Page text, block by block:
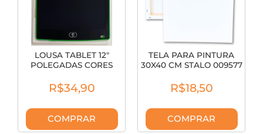
LOUSA TABLET 12"
POLEGADAS CORES
R$34,90
COMPRAR
TELA PARA PINTURA
30X40 CM STALO 009577
R$18,50
COMPRAR